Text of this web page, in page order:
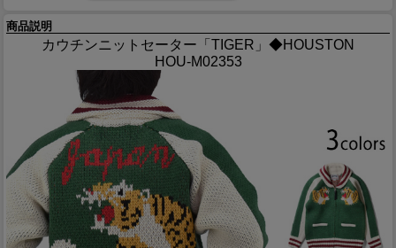
商品説明
カウチンニットセーター「TIGER」◆HOUSTON
HOU-M02353